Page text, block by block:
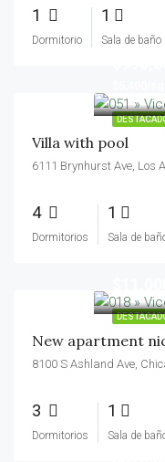
1
Dormitorio
1
Sala de baño
Villa with pool
6111 Brynhurst Ave, Los
4
Dormitorios
1
Sala de
New apartment
8100 S Ashland Ave,
3
Dormitorios
1
Sala de